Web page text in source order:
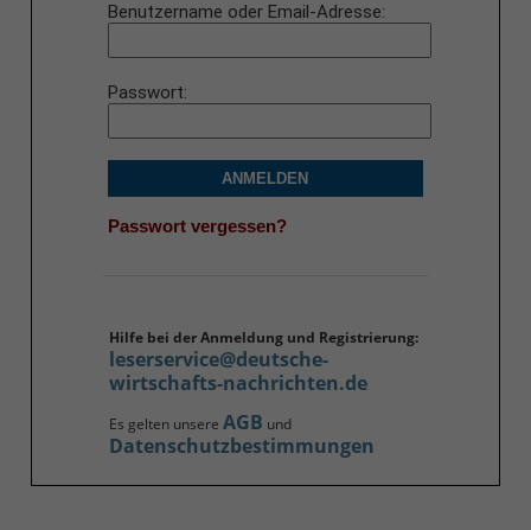
Benutzername oder Email-Adresse
Passwort
ANMELDEN
Passwort vergessen?
Hilfe bei der Anmeldung und Registrierung:
leserservice@deutsche-
wirtschafts-nachrichten.de
Es gelten unsere AGB und
Datenschutzbestimmungen